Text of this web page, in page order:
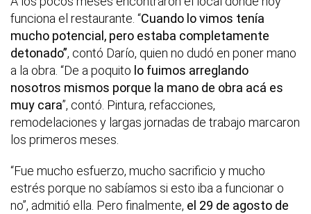
funciona el restaurante. “Cuando lo vimos tenía
mucho potencial, pero estaba completamente
detonado”, contó Darío, quien no dudó en poner mano
a la obra. “De a poquito lo fuimos arreglando
nosotros mismos porque la mano de obra acá es
muy cara”, contó. Pintura, refacciones,
remodelaciones y largas jornadas de trabajo marcaron
los primeros meses.
“Fue mucho esfuerzo, mucho sacrificio y mucho
estrés porque no sabíamos si esto iba a funcionar o
no”, admitió ella. Pero finalmente, el 29 de agosto de